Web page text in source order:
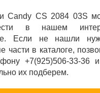
Candy CS 2084 03S
в нашем
Если не нашли
части в каталоге,
+7(925)506-33-36
их подберем.